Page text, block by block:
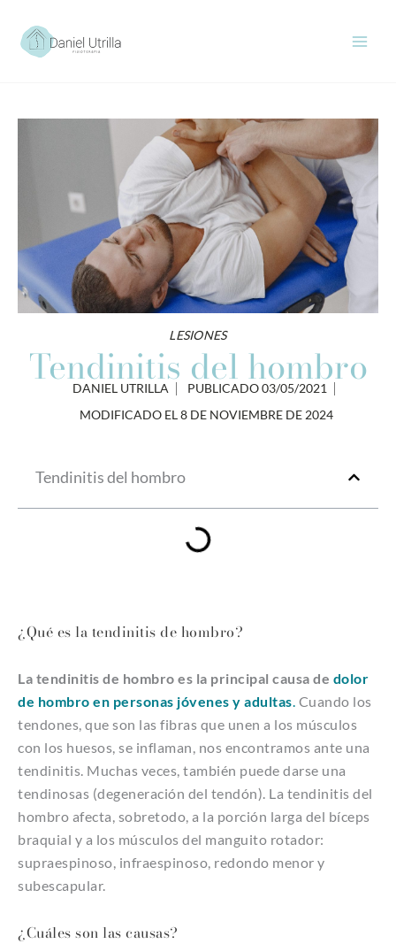
LESIONES
Tendinitis del hombro
DANIEL UTRILLA PUBLICADO 03/05/2021
MODIFICADO EL 8 DE NOVIEMBRE DE 2024
Tendinitis del hombro
¿Qué es la tendinitis de hombro?
La tendinitis de hombro es la principal causa de dolor
de hombro en personas jóvenes y adultas. Cuando los
tendones, que son las fibras que unen a los músculos
con los huesos, se inflaman, nos encontramos ante una
tendinitis. Muchas veces, también puede darse una
tendinosas (degeneración del tendón). La tendinitis del
hombro afecta, sobretodo, a la porción larga del bíceps
braquial y a los músculos del manguito rotador:
supraespinoso, infraespinoso, redondo menor y
subescapular.
¿Cuáles son las causas?